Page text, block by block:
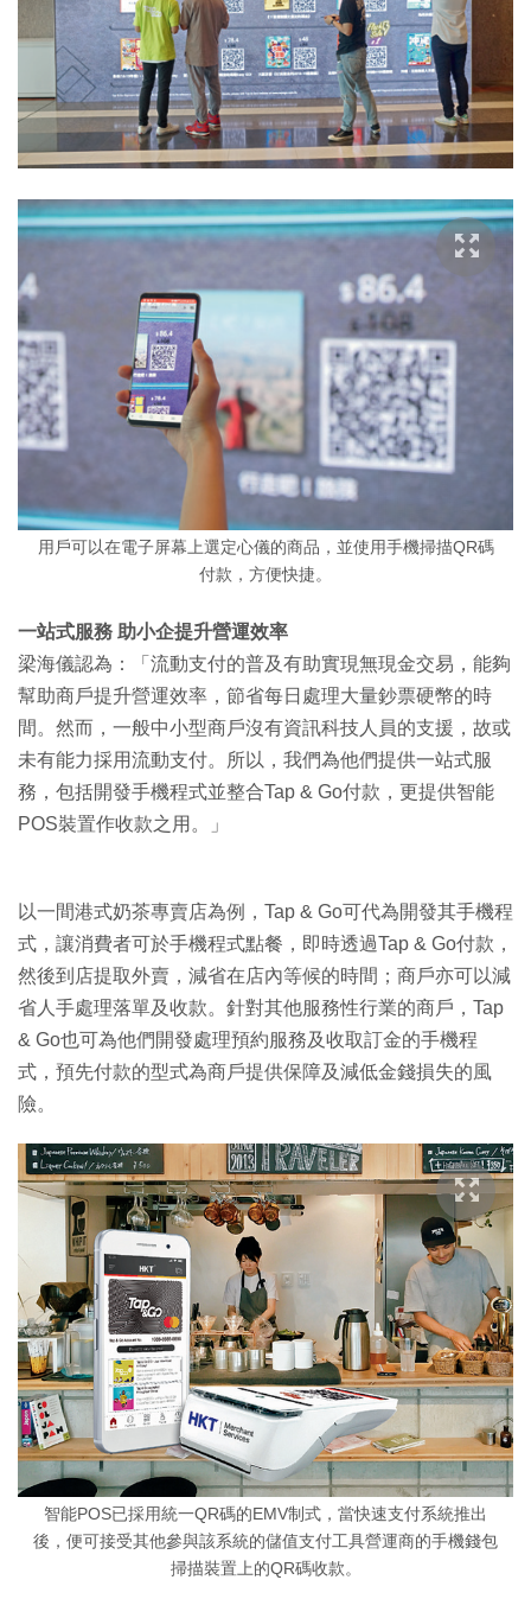
用戶可以在電子屏幕上選定心儀的商品，並使用手機掃描QR碼
付款，方便快捷。
一站式服務 助小企提升營運效率
梁海儀認為：「流動支付的普及有助實現無現金交易，能夠
幫助商戶提升營運效率，節省每日處理大量鈔票硬幣的時
間。然而，一般中小型商戶沒有資訊科技人員的支援，故或
未有能力採用流動支付。所以，我們為他們提供一站式服
務，包括開發手機程式並整合Tap & Go付款，更提供智能
POS裝置作收款之用。」
以一間港式奶茶專賣店為例，Tap & Go可代為開發其手機程
式，讓消費者可於手機程式點餐，即時透過Tap & Go付款，
然後到店提取外賣，減省在店內等候的時間；商戶亦可以減
省人手處理落單及收款。針對其他服務性行業的商戶，Tap
& Go也可為他們開發處理預約服務及收取訂金的手機程
式，預先付款的型式為商戶提供保障及減低金錢損失的風
險。
智能POS已採用統一QR碼的EMV制式，當快速支付系統推出
後，便可接受其他參與該系統的儲值支付工具營運商的手機錢包
掃描裝置上的QR碼收款。